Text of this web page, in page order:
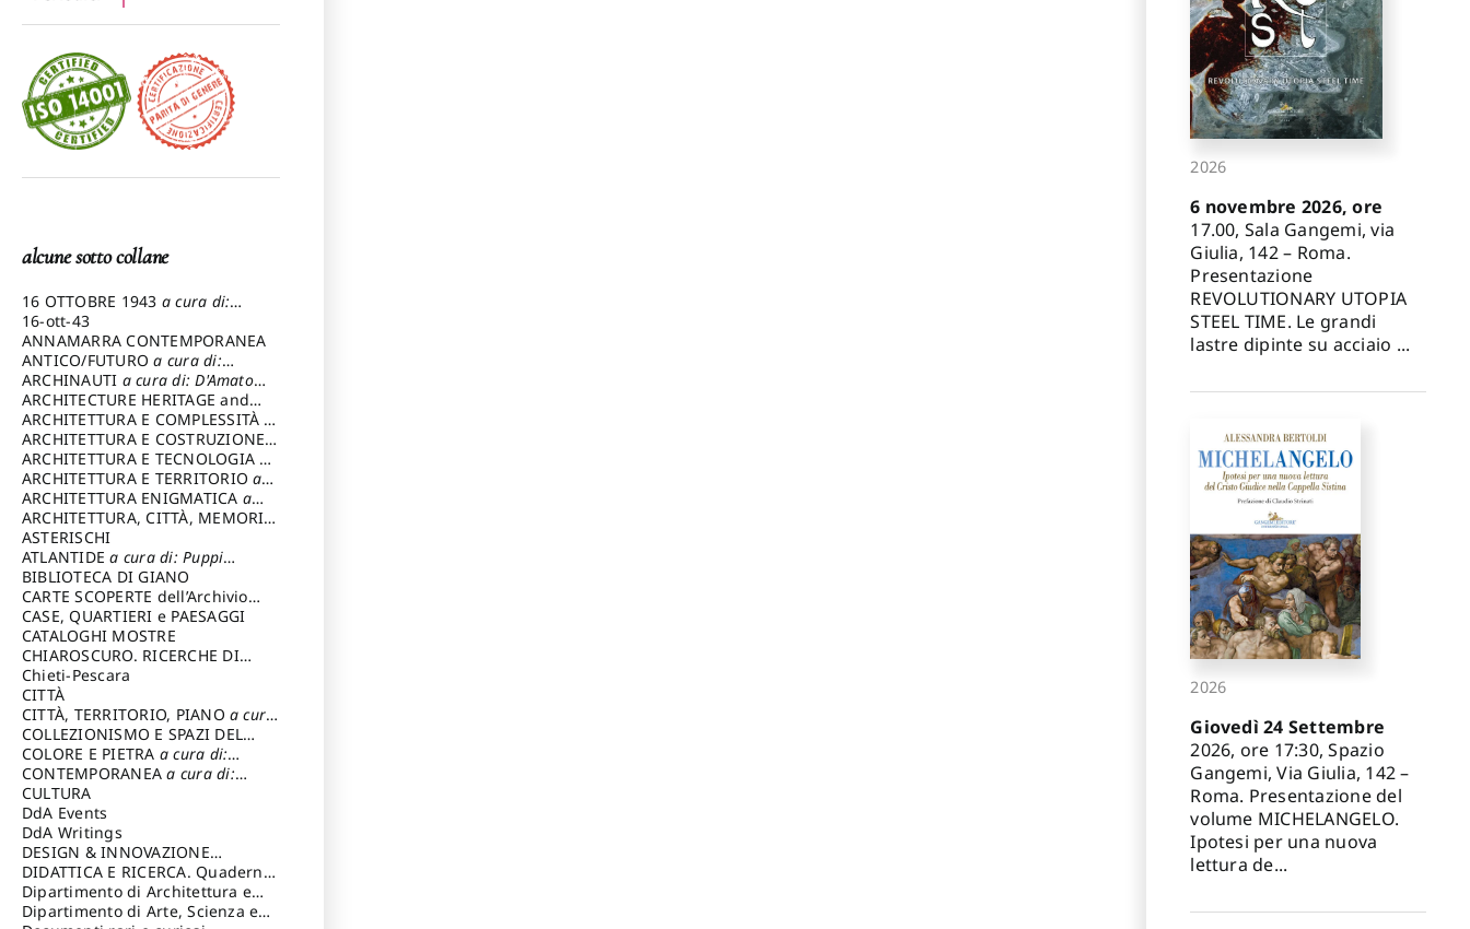
alcune sotto collane
16 OTTOBRE 1943 a cura di:
Pezzetti Marcello
16-ott-43
ANNAMARRA CONTEMPORANEA
ANTICO/FUTUROa cura di:
Varagnoli Claudio
ARCHINAUTI a cura di: D'Amato
Claudio
ARCHITECTURE HERITAGE and
DESIGN
ARCHITETTURA E COMPLESSITÀ a
cura di: Piva Antonio
ARCHITETTURA E COSTRUZIONEa
cura di: Poretti Sergio
ARCHITETTURA E TECNOLOGIA a
cura di: Carrara Gianfranco
ARCHITETTURA E TERRITORIOa
cura di: Pietrogrande Enrico
ARCHITETTURA ENIGMATICA a
cura di: Lenci Ruggero
ARCHITETTURA, CITTÀ, MEMORIA
a cura di: Valeriani Enrico
ASTERISCHI
ATLANTIDEa cura di: Puppi
Lionello
BIBLIOTECA DI GIANO
CARTE SCOPERTE dell’Archivio
Storico Capitolino
CASE, QUARTIERI e PAESAGGI
CATALOGHI MOSTRE
CHIAROSCURO. RICERCHE DI
STORIA E STORIA DELL'ARTE
cura di: Di Carpegna Falconieri
Tommaso
Chieti-Pescara
CITTÀ
CITTÀ, TERRITORIO, PIANO a cura
di: Imbesi Giuseppe
COLLEZIONISMO E SPAZI DEL
COLLEZIONISMO a cura di:
Magnani Lauro
COLORE E PIETRA a cura di:
Selvaggi Giuseppe
CONTEMPORANEAa cura di:
Gubinelli Luna
CULTURA
DdA Events
DdA Writings
DESIGN & INNOVAZIONE
TECNOLOGICAa cura di: Vallicelli
Andrea
DIDATTICA E RICERCA. Quaderni
della Scuola
Dipartimento di Architettura e
Analisi della Città Mediterranea
Dipartimento di Arte, Scienza e
2026
6 novembre 2026, ore
17.00, Sala Gangemi, via
Giulia, 142 – Roma.
Presentazione
REVOLUTIONARY UTOPIA
STEEL TIME. Le grandi
lastre dipinte su acciaio ...
2026
Giovedì 24 Settembre
2026, ore 17:30, Spazio
Gangemi, Via Giulia, 142 –
Roma. Presentazione del
volume MICHELANGELO.
Ipotesi per una nuova
lettura de...